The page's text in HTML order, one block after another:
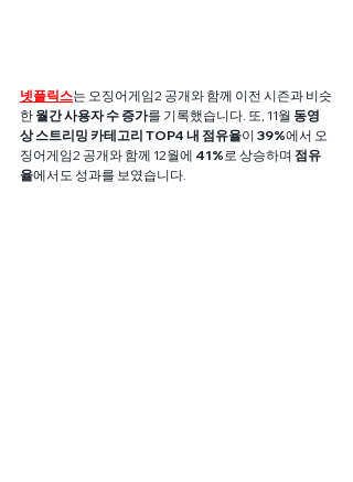
넷플릭스는 오징어게임2 공개와 함께 이전 시즌과 비슷
한 월간 사용자 수 증가를 기록했습니다. 또, 11월 동영
상 스트리밍 카테고리 TOP4 내 점유율이 39%에서 오
징어게임2 공개와 함께 12월에 41%로 상승하며 점유
율에서도 성과를 보였습니다.